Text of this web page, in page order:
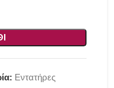
Εντατήρες